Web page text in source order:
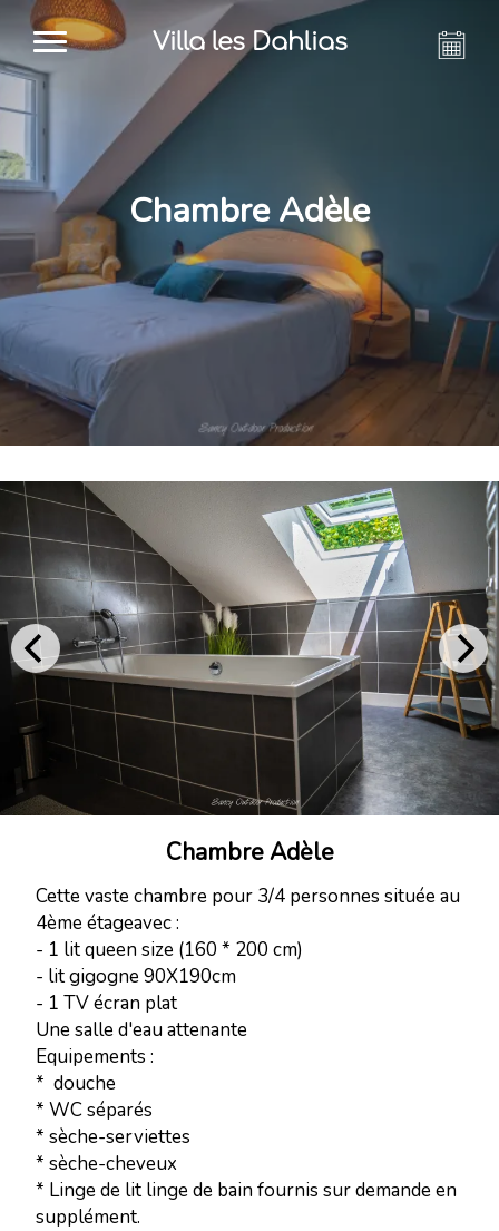
Villa les Dahlias
Chambre Adèle
Chambre Adèle
Cette vaste chambre pour 3/4 personnes située au
4ème étageavec :
- 1 lit queen size (160 * 200 cm)
- lit gigogne 90X190cm
- 1 TV écran plat
Une salle d'eau attenante
Equipements :
* douche
* WC séparés
* sèche-serviettes
* sèche-cheveux
* Linge de lit linge de bain fournis sur demande en
supplément.